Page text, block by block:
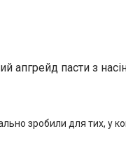
апгрейд пасти з
зробили для тих, у